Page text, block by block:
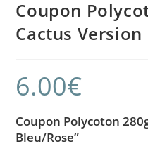
Coupon
Cactus Version
6.00€
Coupon Polycoton
Bleu/Rose”